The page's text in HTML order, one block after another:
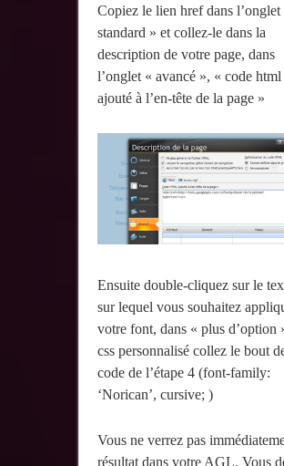
Copiez le lien href dans l’onglet
standard » et collez-le dans la
description de votre page, dans
l’onglet « avancé », « code html
ajouté à l’en-tête de la page »
Ensuite double-cliquez sur le
sur lequel vous souhaitez
votre font, dans « plus d’option
css personnalisé collez le bout
code de l’étape 4 (font-family:
‘Norican’, cursive; )
Vous ne verrez pas
résultat dans votre AGL. Vous